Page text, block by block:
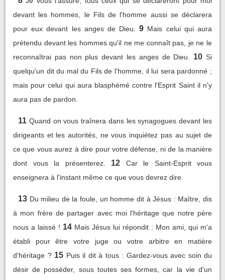
devant les hommes, le Fils de l'homme aussi se déclarera
pour eux devant les anges de Dieu.
9 Mais celui qui aura
prétendu devant les hommes qu'il ne me connaît pas, je ne le
reconnaîtrai pas non plus devant les anges de Dieu.
10 Si
quelqu'un dit du mal du Fils de l'homme, il lui sera pardonné ;
mais pour celui qui aura blasphémé contre l'Esprit Saint il n'y
aura pas de pardon.
11 Quand on vous traînera dans les synagogues devant les
dirigeants et les autorités, ne vous inquiétez pas au sujet de
ce que vous aurez à dire pour votre défense, ni de la manière
dont vous la présenterez.
12
Car le Saint-Esprit vous
enseignera à l'instant même ce que vous devrez dire.
13 Du milieu de la foule, un homme dit à Jésus : Maître, dis
à mon frère de partager avec moi l'héritage que notre père
nous a laissé ! 14 Mais Jésus lui répondit : Mon ami, qui m'a
établi pour être votre juge ou votre arbitre en matière
d'héritage ? 15 Puis il dit à tous : Gardez-vous avec soin du
désir de posséder, sous toutes ses formes, car la vie d'un